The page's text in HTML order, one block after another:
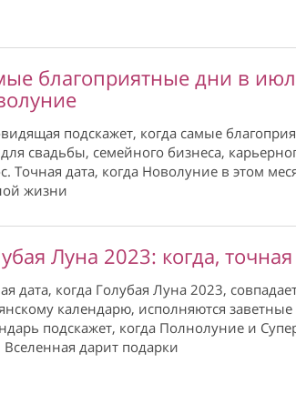
благоприятные дни в
подскажет, когда самые
для свадьбы, семейного бизнеса,
Точная дата, когда Новолуние в этом
жизни
Луна 2023: когда, точная
дата, когда Голубая Луна 2023,
календарю, исполняются
подскажет, когда Полнолуние и
Вселенная дарит подарки